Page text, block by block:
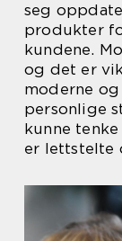
seg
produkter
kundene.
og det er
moderne
personlige
kunne
er lettstelte